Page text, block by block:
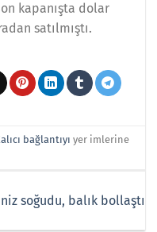
kapanışta dolar
satılmıştı.
bağlantıyı yer imlerine
soğudu, balık bollaştı